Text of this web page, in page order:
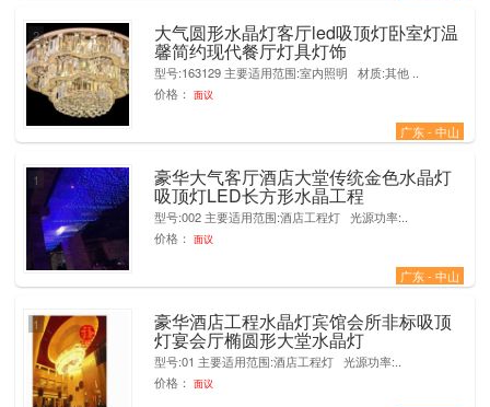
大气圆形水晶灯客厅led吸顶灯卧室灯温
馨简约现代餐厅灯具灯饰
型号:163129 主要适用范围:室内照明 材质:其他 ..
价格：
面议
广东 - 中山
2
豪华大气客厅酒店大堂传统金色水晶灯
吸顶灯LED长方形水晶工程
型号:002 主要适用范围:酒店工程灯 光源功率:..
价格：
面议
广东 - 中山
1
豪华酒店工程水晶灯宾馆会所非标吸顶
灯宴会厅椭圆形大堂水晶灯
型号:01 主要适用范围:酒店工程灯 光源功率:..
价格：
面议
1